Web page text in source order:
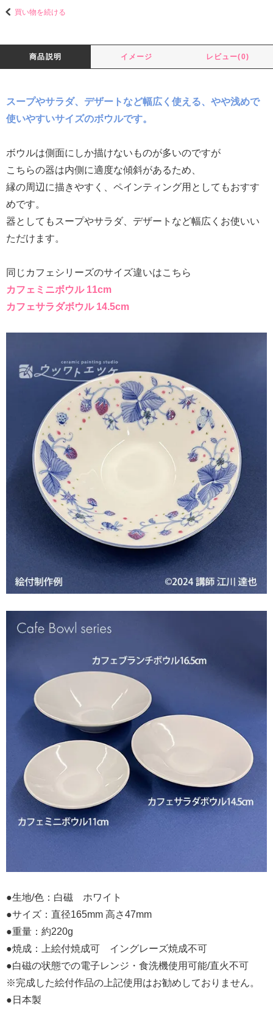
買い物を続ける
商品説明 イメージ レビュー(0)
スープやサラダ、デザートなど幅広く使える、やや浅めで
使いやすいサイズのボウルです。
ボウルは側面にしか描けないものが多いのですが
こちらの器は内側に適度な傾斜があるため、
縁の周辺に描きやすく、ペインティング用としてもおすす
めです。
器としてもスープやサラダ、デザートなど幅広くお使いい
ただけます。
同じカフェシリーズのサイズ違いはこちら
カフェミニボウル 11cm
カフェサラダボウル 14.5cm
●生地/色：白磁 ホワイト
●サイズ：直径165mm 高さ47mm
●重量：約220g
●焼成：上絵付焼成可 イングレーズ焼成不可
●白磁の状態での電子レンジ・食洗機使用可能/直火不可
※完成した絵付作品の上記使用はお勧めしておりません。
●日本製